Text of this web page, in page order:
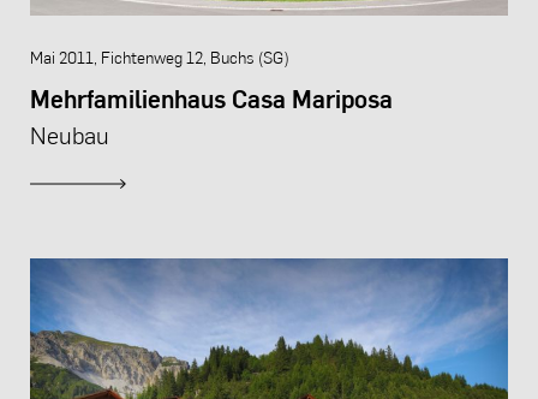
Mai 2011, Fichtenweg 12, Buchs (SG)
Mehrfamilienhaus Casa Mariposa
Neubau